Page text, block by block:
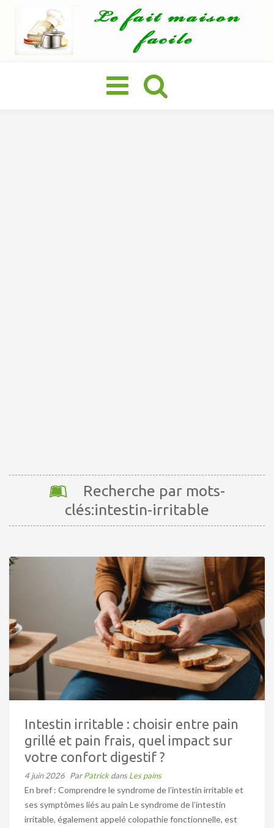
Basculer
la
navigation
Recherche par mots-
clés:intestin-irritable
Intestin irritable : choisir entre pain
grillé et pain frais, quel impact sur
votre confort digestif ?
4 juin 2026 ParPatrickdans Les pains
En bref : Comprendre le syndrome de l’intestin irritable et
ses symptômes liés au pain Le syndrome de l’intestin
irritable, également appelé colopathie fonctionnelle, est